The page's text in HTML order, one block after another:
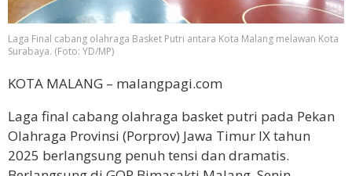
Laga Final cabang olahraga Basket Putri antara Kota Malang melawan Kota
Surabaya. (Foto: YD/MP)
KOTA MALANG – malangpagi.com
Laga final cabang olahraga basket putri pada Pekan
Olahraga Provinsi (Porprov) Jawa Timur IX tahun
2025 berlangsung penuh tensi dan dramatis.